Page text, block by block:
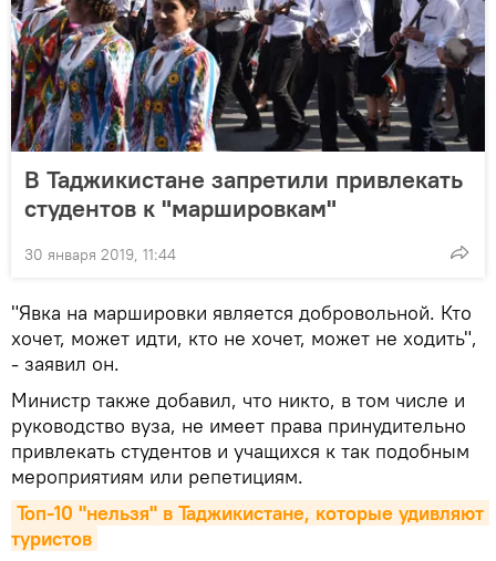
В Таджикистане запретили привлекать
студентов к "маршировкам"
30 января 2019, 11:44
"Явка на маршировки является добровольной. Кто
хочет, может идти, кто не хочет, может не ходить",
- заявил он.
Министр также добавил, что никто, в том числе и
руководство вуза, не имеет права принудительно
привлекать студентов и учащихся к так подобным
мероприятиям или репетициям.
Топ-10 "нельзя" в Таджикистане, которые удивляют
туристов